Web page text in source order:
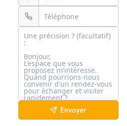
Envoyer